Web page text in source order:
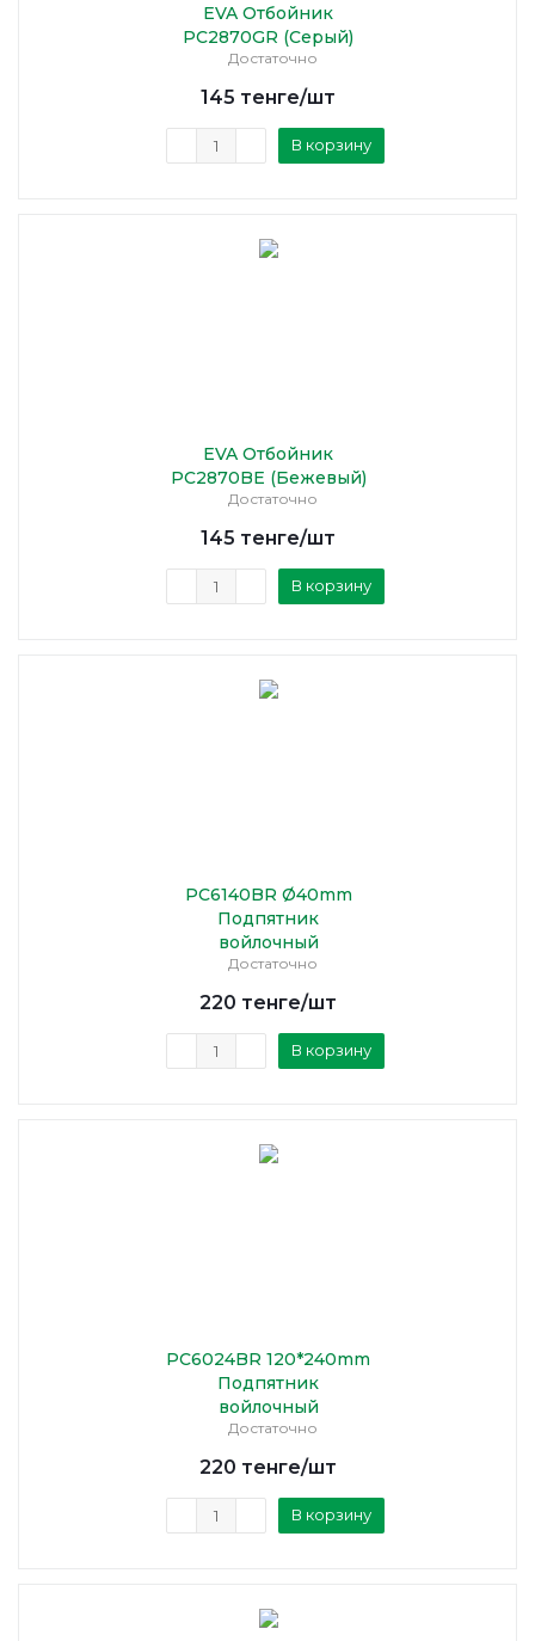
EVA Отбойник
PC2870GR (Серый)
Достаточно
145 тенге/шт
В корзину
EVA Отбойник
PC2870BE (Бежевый)
Достаточно
145 тенге/шт
В корзину
PC6140BR Ø40mm
Подпятник
войлочный
Достаточно
220 тенге/шт
В корзину
PC6024BR 120*240mm
Подпятник
войлочный
Достаточно
220 тенге/шт
В корзину